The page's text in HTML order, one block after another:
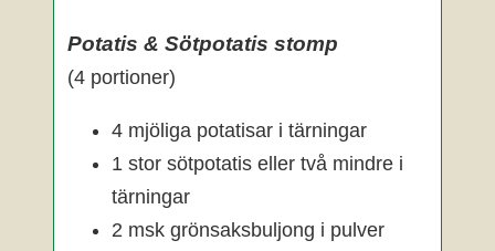
Potatis & Sötpotatis stomp
(4 portioner)
4 mjöliga potatisar i tärningar
1 stor sötpotatis eller två mindre i
tärningar
2 msk grönsaksbuljong i pulver